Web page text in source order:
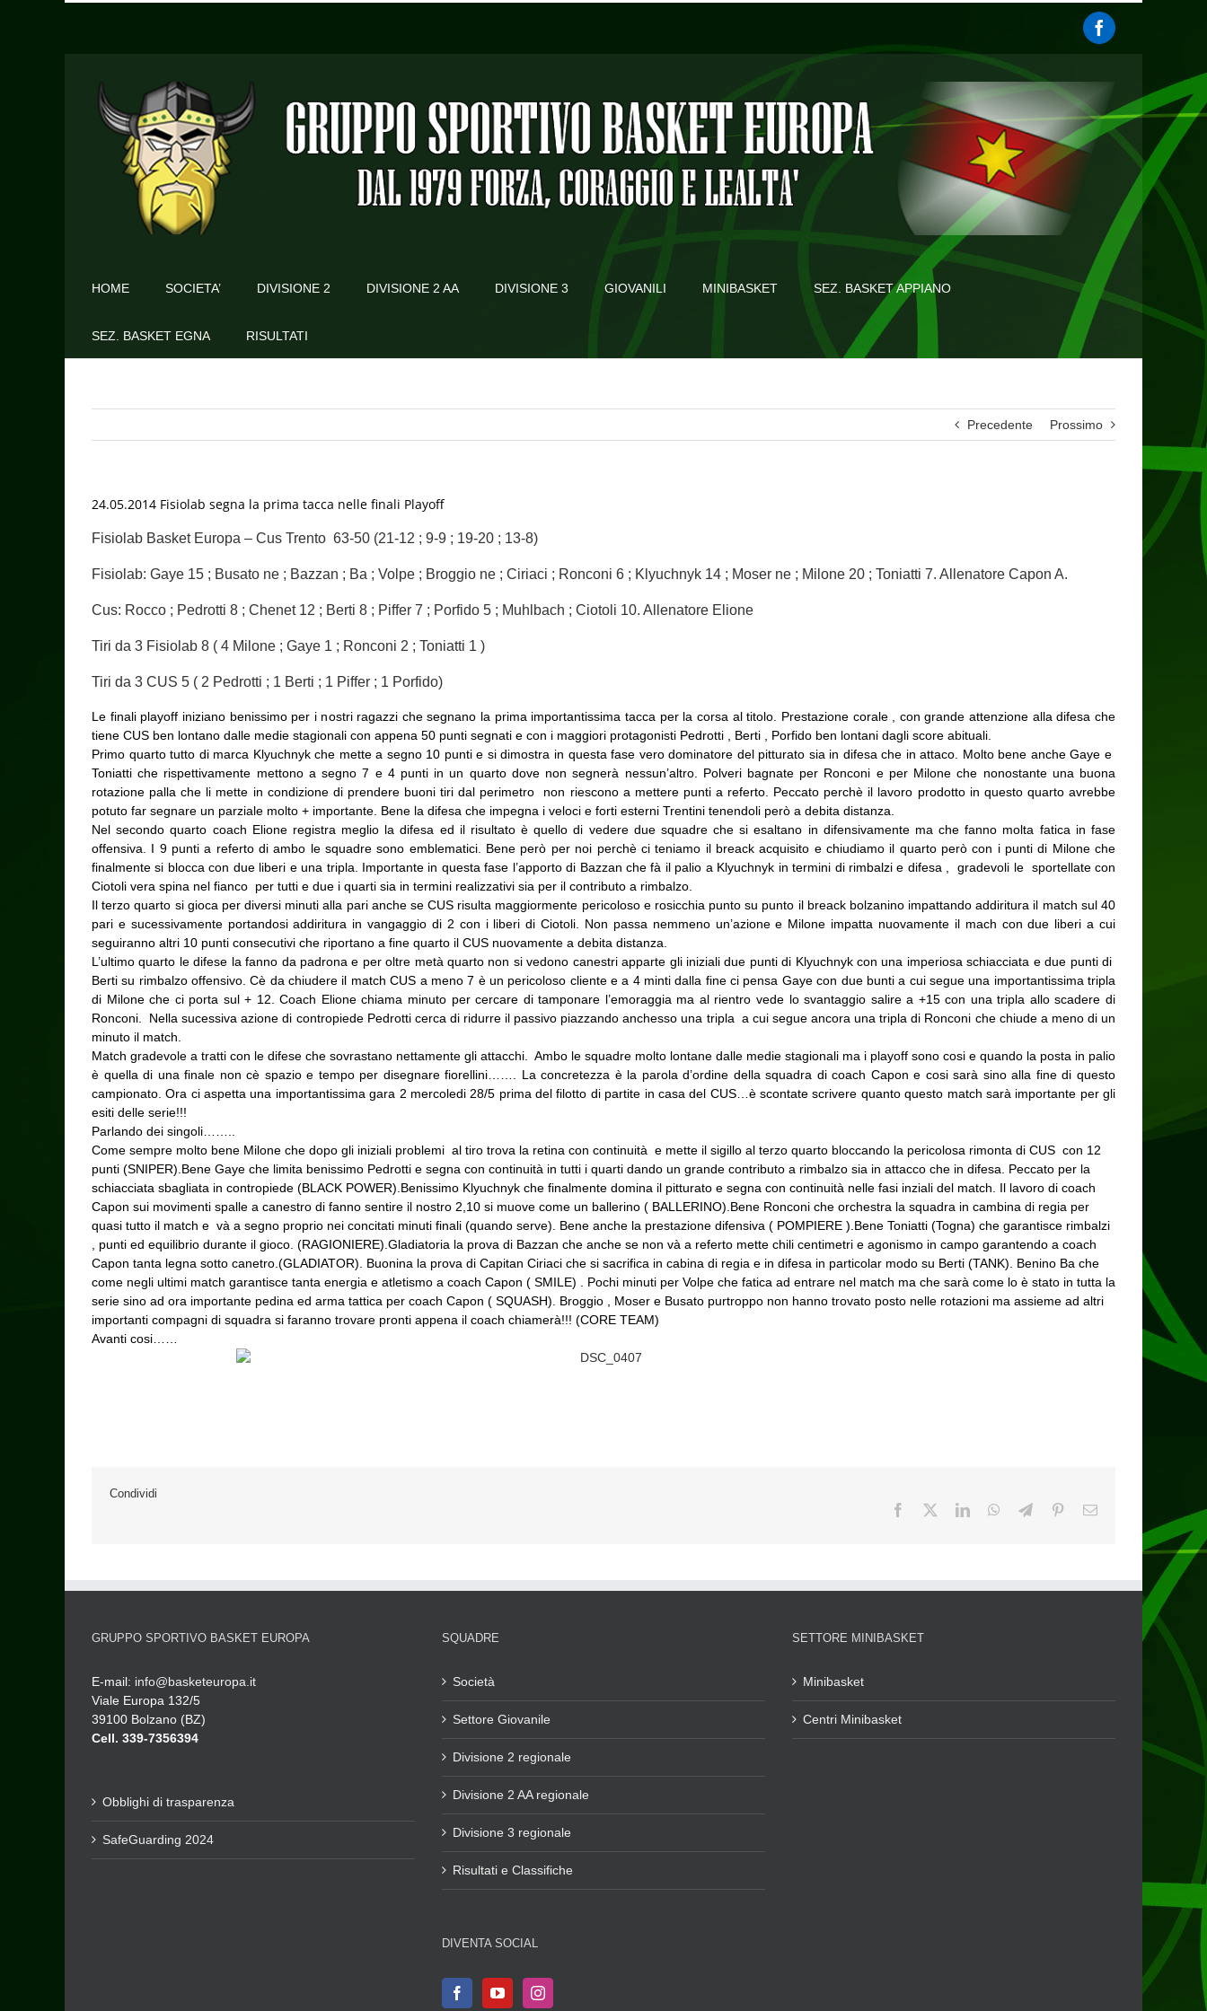
HOME SOCIETA’ DIVISIONE 2 DIVISIONE 2 AA DIVISIONE 3 GIOVANILI MINIBASKET SEZ. BASKET APPIANO
SEZ. BASKET EGNA RISULTATI
Precedente Prossimo
24.05.2014 Fisiolab segna la prima tacca nelle finali Playoff
Fisiolab Basket Europa – Cus Trento 63-50 (21-12 ; 9-9 ; 19-20 ; 13-8)
Fisiolab: Gaye 15 ; Busato ne ; Bazzan ; Ba ; Volpe ; Broggio ne ; Ciriaci ; Ronconi 6 ; Klyuchnyk 14 ; Moser ne ; Milone 20 ; Toniatti 7. Allenatore Capon A.
Cus: Rocco ; Pedrotti 8 ; Chenet 12 ; Berti 8 ; Piffer 7 ; Porfido 5 ; Muhlbach ; Ciotoli 10. Allenatore Elione
Tiri da 3 Fisiolab 8 ( 4 Milone ; Gaye 1 ; Ronconi 2 ; Toniatti 1 )
Tiri da 3 CUS 5 ( 2 Pedrotti ; 1 Berti ; 1 Piffer ; 1 Porfido)
Le finali playoff iniziano benissimo per i nostri ragazzi che segnano la prima importantissima tacca per la corsa al titolo. Prestazione corale , con grande attenzione alla difesa che
tiene CUS ben lontano dalle medie stagionali con appena 50 punti segnati e con i maggiori protagonisti Pedrotti , Berti , Porfido ben lontani dagli score abituali.
Primo quarto tutto di marca Klyuchnyk che mette a segno 10 punti e si dimostra in questa fase vero dominatore del pitturato sia in difesa che in attaco. Molto bene anche Gaye e
Toniatti che rispettivamente mettono a segno 7 e 4 punti in un quarto dove non segnerà nessun’altro. Polveri bagnate per Ronconi e per Milone che nonostante una buona
rotazione palla che li mette in condizione di prendere buoni tiri dal perimetro non riescono a mettere punti a referto. Peccato perchè il lavoro prodotto in questo quarto avrebbe
potuto far segnare un parziale molto + importante. Bene la difesa che impegna i veloci e forti esterni Trentini tenendoli però a debita distanza.
Nel secondo quarto coach Elione registra meglio la difesa ed il risultato è quello di vedere due squadre che si esaltano in difensivamente ma che fanno molta fatica in fase
offensiva. I 9 punti a referto di ambo le squadre sono emblematici. Bene però per noi perchè ci teniamo il breack acquisito e chiudiamo il quarto però con i punti di Milone che
finalmente si blocca con due liberi e una tripla. Importante in questa fase l’apporto di Bazzan che fà il palio a Klyuchnyk in termini di rimbalzi e difesa , gradevoli le sportellate con
Ciotoli vera spina nel fianco per tutti e due i quarti sia in termini realizzativi sia per il contributo a rimbalzo.
Il terzo quarto si gioca per diversi minuti alla pari anche se CUS risulta maggiormente pericoloso e rosicchia punto su punto il breack bolzanino impattando addiritura il match sul 40
pari e sucessivamente portandosi addiritura in vangaggio di 2 con i liberi di Ciotoli. Non passa nemmeno un’azione e Milone impatta nuovamente il mach con due liberi a cui
seguiranno altri 10 punti consecutivi che riportano a fine quarto il CUS nuovamente a debita distanza.
L’ultimo quarto le difese la fanno da padrona e per oltre metà quarto non si vedono canestri apparte gli iniziali due punti di Klyuchnyk con una imperiosa schiacciata e due punti di
Berti su rimbalzo offensivo. Cè da chiudere il match CUS a meno 7 è un pericoloso cliente e a 4 minti dalla fine ci pensa Gaye con due bunti a cui segue una importantissima tripla
di Milone che ci porta sul + 12. Coach Elione chiama minuto per cercare di tamponare l’emoraggia ma al rientro vede lo svantaggio salire a +15 con una tripla allo scadere di
Ronconi. Nella sucessiva azione di contropiede Pedrotti cerca di ridurre il passivo piazzando anchesso una tripla a cui segue ancora una tripla di Ronconi che chiude a meno di un
minuto il match.
Match gradevole a tratti con le difese che sovrastano nettamente gli attacchi. Ambo le squadre molto lontane dalle medie stagionali ma i playoff sono cosi e quando la posta in palio
è quella di una finale non cè spazio e tempo per disegnare fiorellini……. La concretezza è la parola d’ordine della squadra di coach Capon e cosi sarà sino alla fine di questo
campionato. Ora ci aspetta una importantissima gara 2 mercoledi 28/5 prima del filotto di partite in casa del CUS…è scontate scrivere quanto questo match sarà importante per gli
esiti delle serie!!!
Parlando dei singoli……..
Come sempre molto bene Milone che dopo gli iniziali problemi al tiro trova la retina con continuità e mette il sigillo al terzo quarto bloccando la pericolosa rimonta di CUS con 12
punti (SNIPER).Bene Gaye che limita benissimo Pedrotti e segna con continuità in tutti i quarti dando un grande contributo a rimbalzo sia in attacco che in difesa. Peccato per la
schiacciata sbagliata in contropiede (BLACK POWER).Benissimo Klyuchnyk che finalmente domina il pitturato e segna con continuità nelle fasi inziali del match. Il lavoro di coach
Capon sui movimenti spalle a canestro di fanno sentire il nostro 2,10 si muove come un ballerino ( BALLERINO).Bene Ronconi che orchestra la squadra in cambina di regia per
quasi tutto il match e và a segno proprio nei concitati minuti finali (quando serve). Bene anche la prestazione difensiva ( POMPIERE ).Bene Toniatti (Togna) che garantisce rimbalzi
, punti ed equilibrio durante il gioco. (RAGIONIERE).Gladiatoria la prova di Bazzan che anche se non và a referto mette chili centimetri e agonismo in campo garantendo a coach
Capon tanta legna sotto canetro.(GLADIATOR). Buonina la prova di Capitan Ciriaci che si sacrifica in cabina di regia e in difesa in particolar modo su Berti (TANK). Benino Ba che
come negli ultimi match garantisce tanta energia e atletismo a coach Capon ( SMILE) . Pochi minuti per Volpe che fatica ad entrare nel match ma che sarà come lo è stato in tutta la
serie sino ad ora importante pedina ed arma tattica per coach Capon ( SQUASH). Broggio , Moser e Busato purtroppo non hanno trovato posto nelle rotazioni ma assieme ad altri
importanti compagni di squadra si faranno trovare pronti appena il coach chiamerà!!! (CORE TEAM)
Avanti cosi……
Condividi
GRUPPO SPORTIVO BASKET EUROPA
E-mail: info@basketeuropa.it
Viale Europa 132/5
39100 Bolzano (BZ)
Cell. 339-7356394
Obblighi di trasparenza
SafeGuarding 2024
SQUADRE
Società
Settore Giovanile
Divisione 2 regionale
Divisione 2 AA regionale
Divisione 3 regionale
Risultati e Classifiche
DIVENTA SOCIAL
SETTORE MINIBASKET
Minibasket
Centri Minibasket